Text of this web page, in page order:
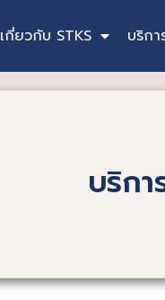
เกี่ยวกับ STKS บริก
บริกา